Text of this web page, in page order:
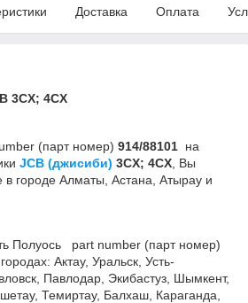
Доставка Оплата
3CX; 4CX
(парт номер) 914/88101 на
JCB (джисиби) 3CX; 4CX , Вы
в городе Алматы, Астана, Атырау и
Полуось
part number (парт номер)
Актау, Уральск, Усть-
Павлодар, Экибастуз, Шымкент,
Темиртау, Балхаш, Караганда,